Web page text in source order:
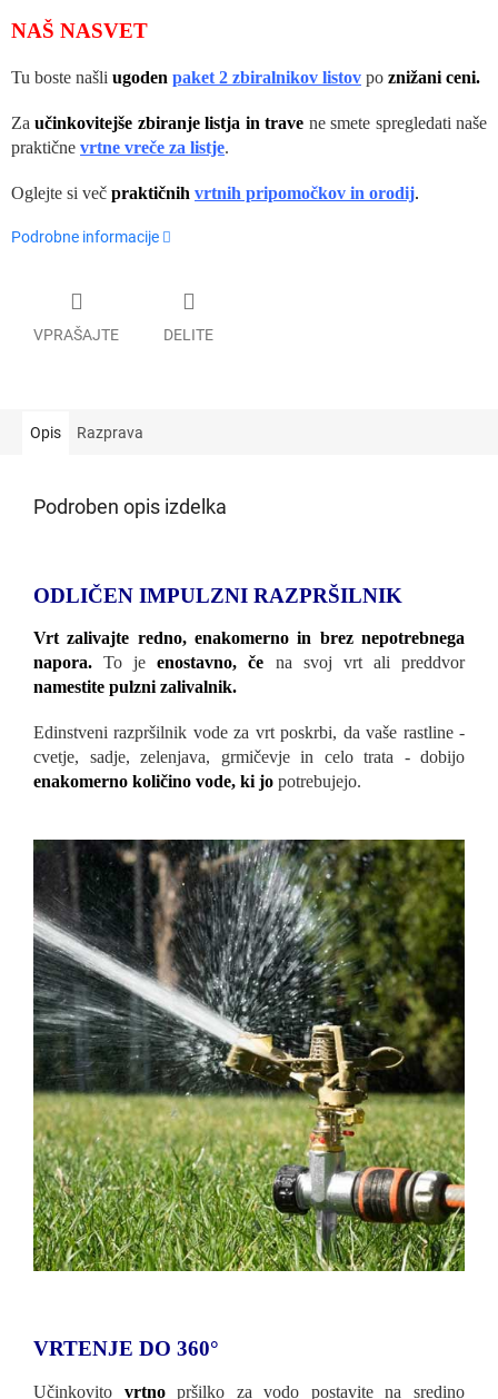
NAŠ NASVET
Tu boste našli ugoden paket 2 zbiralnikov listov po znižani ceni.
Zaučinkovitejše zbiranje listja in trave ne smete spregledati naše
praktične vrtne vreče za listje.
Oglejte si več praktičnih vrtnih pripomočkov in orodij.
Podrobne informacije
VPRAŠAJTE DELITE
Opis Razprava
Podroben opis izdelka
ODLIČEN IMPULZNI RAZPRŠILNIK
Vrt zalivajte redno, enakomerno in brez nepotrebnega
napora.To jeenostavno, če na svoj vrt ali preddvor
namestite pulzni zalivalnik.
Edinstveni razpršilnik vode za vrt poskrbi, da vaše rastline -
cvetje, sadje, zelenjava, grmičevje in celo trata - dobijo
enakomerno količino vode, ki jo potrebujejo.
VRTENJE DO 360°
Učinkovito vrtnopršilko za vodo postavite na sredino